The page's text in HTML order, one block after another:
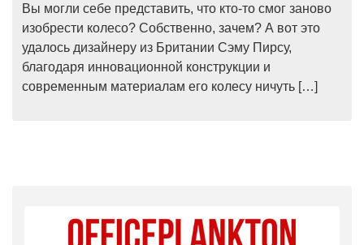
Вы могли себе представить, что кто-то смог заново
изобрести колесо? Собственно, зачем? А вот это
удалось дизайнеру из Британии Сэму Пирсу,
благодаря инновационной конструкции и
современным материалам его колесу ничуть […]